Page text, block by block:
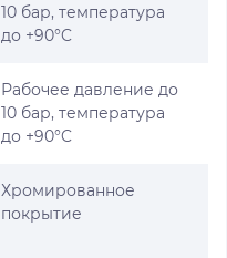
10 бар, температура
до +90°C
Рабочее давление до
10 бар, температура
до +90°C
Хромированное
покрытие